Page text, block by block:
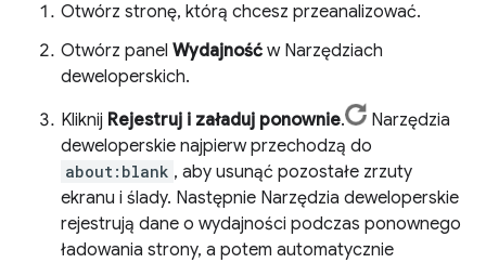
Otwórz stronę, którą chcesz przeanalizować.
Otwórz panel Wydajność w Narzędziach
deweloperskich.
Kliknij Rejestruj i załaduj ponownie.
Narzędzia
deweloperskie najpierw przechodzą do
about:blank , aby usunąć pozostałe zrzuty
ekranu i ślady. Następnie Narzędzia deweloperskie
rejestrują dane o wydajności podczas ponownego
ładowania strony, a potem automatycznie